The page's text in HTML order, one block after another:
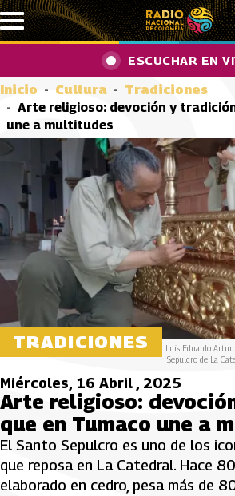
Pasar al contenido principal
ESCUCHAR EN
Inicio Cultura
Tradiciones
Arte religioso: devoción y
une a multitudes
TRADICIONES
Luis Eduardo
Sepulcro de La
Miércoles, 16 Abril , 2025
Arte religioso:
que en Tumaco une a
El Santo Sepulcro es uno de los
que reposa en La Catedral. Hace
elaborado en cedro, pesa más de